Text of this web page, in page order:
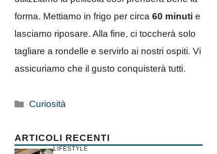
forma. Mettiamo in frigo per circa 60 minuti e
lasciamo riposare. Alla fine, ci toccherà solo
tagliare a rondelle e servirlo ai nostri ospiti. Vi
assicuriamo che il gusto conquisterà tutti.
Categorie
Curiosità
ARTICOLI RECENTI
LIFESTYLE